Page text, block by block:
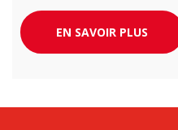
EN SAVOIR PLUS